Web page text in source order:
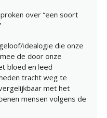
over “een soort
idealogie die onze
de door onze
bloed en leed
tracht weg te
met het
mensen volgens de